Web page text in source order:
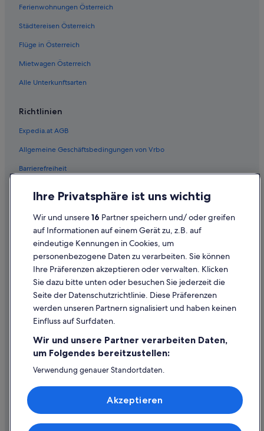
Ferienwohnungen Österreich
Städtereisen Österreich
Flüge in Österreich
Mietwagen Österreich
Alle Unterkunftsarten
Richtlinien
Expedia.at AGB
Allgemeine Geschäftsbedingungen von Vrbo
Barrierefreiheit
Rechtliche Hinweise/Kontakt
Inhaltsrichtlinien und Melden von Inhalten
Hilfe
Hilfe
Rückerstattungsprozess und Zeitrahmen
Buchen Sie einen Flug mit einer Gutschrift bei der Fluggesellschaft
Internationale Reisedokumente
Ihre Privatsphäre ist uns wichtig
Wir und unsere16 Partner speichern und/ oder greifen
auf Informationen auf einem Gerät zu, z.B. auf
eindeutige Kennungen in Cookies, um
personenbezogene Daten zu verarbeiten. Sie können
Ihre Präferenzen akzeptieren oder verwalten. Klicken
Sie dazu bitte unten oder besuchen Sie jederzeit die
Seite der Datenschutzrichtlinie. Diese Präferenzen
werden unseren Partnern signalisiert und haben keinen
Einfluss auf Surfdaten.
Wir und unsere Partner verarbeiten Daten,
um Folgendes bereitzustellen:
Verwendung genauer Standortdaten.
Speichern von oder Zugriff auf Informationen auf einem
Endgerät. Personalisierte Werbung und Inhalte, Messung
von Werbeleistung und der Performance von Inhalten,
Akzeptieren